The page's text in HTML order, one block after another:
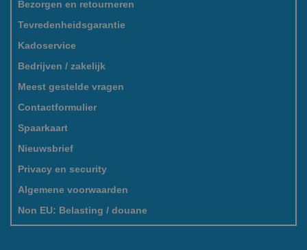
Bezorgen en retourneren
Tevredenheidsgarantie
Kadoservice
Bedrijven / zakelijk
Meest gestelde vragen
Contactformulier
Spaarkaart
Nieuwsbrief
Privacy en security
Algemene voorwaarden
Non EU: Belasting / douane